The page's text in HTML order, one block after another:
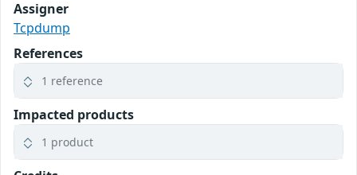
Assigner
Tcpdump
References
1 reference
Impacted products
1 product